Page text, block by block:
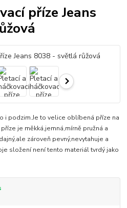
příze Jeans
i podzim.Je to velice oblíbená příze na
je měkká,jemná,mírně pružná a
zároveň pevný,nevytahuje a
složení není tento materiál tvrdý jako